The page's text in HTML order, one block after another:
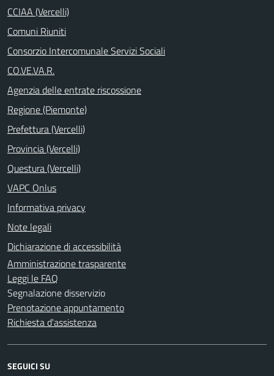
CCIAA (Vercelli)
Comuni Riuniti
Consorzio Intercomunale Servizi Sociali
CO.VE.VA.R.
Agenzia delle entrate riscossione
Regione (Piemonte)
Prefettura (Vercelli)
Provincia (Vercelli)
Questura (Vercelli)
VAPC Onlus
Informativa privacy
Note legali
Dichiarazione di accessibilità
Amministrazione trasparente
Leggi le FAQ
Segnalazione disservizio
Prenotazione appuntamento
Richiesta d'assistenza
SEGUICI SU